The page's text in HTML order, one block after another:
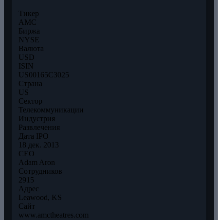
Тикер
AMC
Биржа
NYSE
Валюта
USD
ISIN
US00165C3025
Страна
US
Сектор
Телекоммуникации
Индустрия
Развлечения
Дата IPO
18 дек. 2013
CEO
Adam Aron
Сотрудников
2915
Адрес
Leawood, KS
Сайт
www.amctheatres.com